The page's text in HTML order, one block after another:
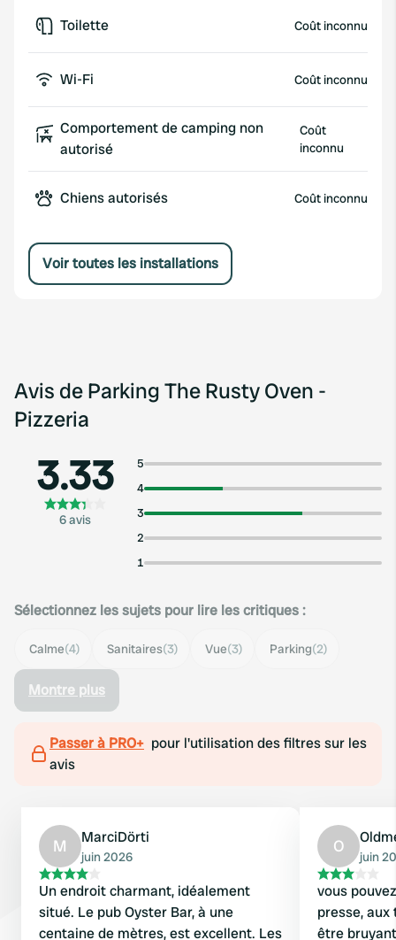
Toilette Coût inconnu
Wi-Fi Coût inconnu
Comportement de camping non
autorisé
Coût
inconnu
Chiens autorisés Coût inconnu
Voir toutes les installations
Avis de Parking The Rusty Oven -
Pizzeria
3.33
6 avis
5
4
3
2
1
Sélectionnez les sujets pour lire les critiques :
Calme(4) Sanitaires(3) Vue(3) Parking(2)
Montre plus
Passer à PRO+ pour l'utilisation des filtres sur les
avis
M MarciDörti
juin 2026
Un endroit charmant, idéalement
situé. Le pub Oyster Bar, à une
centaine de mètres, est excellent. Les
O
juin
vous
presse,
être